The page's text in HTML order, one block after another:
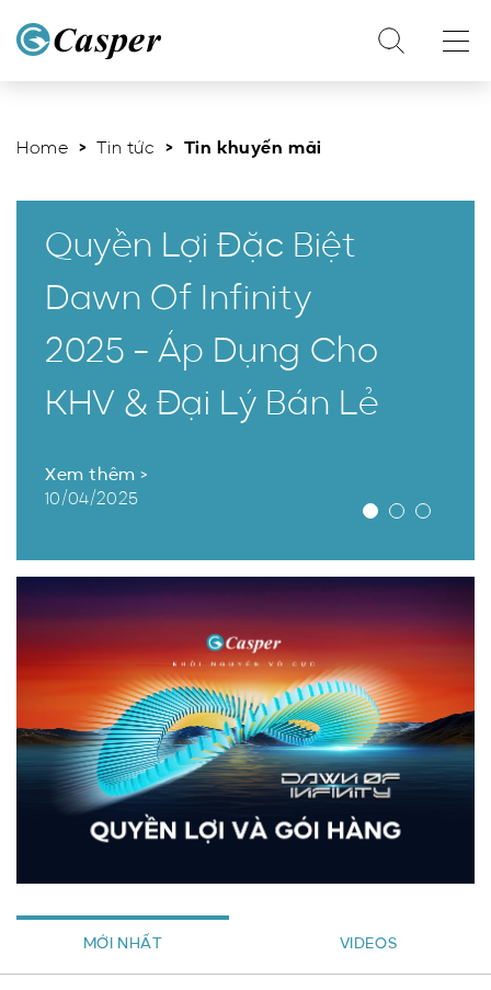
Home > Tin tức > Tin khuyến mãi
Quyền Lợi Đặc Biệt
Dawn Of Infinity
2025 - Áp Dụng Cho
KHV & Đại Lý Bán Lẻ
Xem thêm >
10/04/2025
MỚI NHẤT VIDEOS